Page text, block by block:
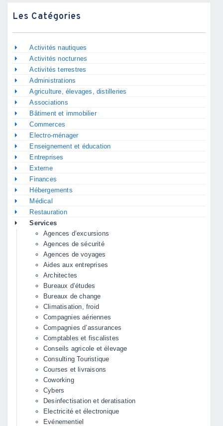
Les Catégories
Activités nautiques
Activités nocturnes
Activités terrestres
Administrations
Agriculture, élevages, distilleries
Associations
Bâtiment et immobilier
Commerces
Electro-ménager
Enseignement et éducation
Entreprises
Externe
Finances
Hébergements
Médical
Restauration
Services
Agences d’excursions
Agences de sécurité
Agences de voyages
Aides aux entreprises
Architectes
Bureaux d’études
Bureaux de change
Climatisation, froid
Compagnies aériennes
Compagnies d’assurances
Comptables et fiscalistes
Conseils agricole et élevage
Consulting Touristique
Courses et livraisons
Coworking
Cybers
Desinfectisation et deratisation
Electricité et électronique
Evénementiel